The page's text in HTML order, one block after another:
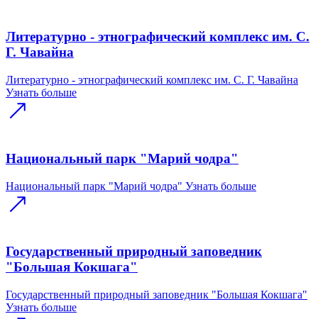
Литературно - этнографический комплекс им. С.
Г. Чавайна
Литературно - этнографический комплекс им. С. Г. Чавайна
Узнать больше
Национальный парк "Марий чодра"
Национальный парк "Марий чодра" Узнать больше
Государственный природный заповедник
"Большая Кокшага"
Государственный природный заповедник "Большая Кокшага"
Узнать больше